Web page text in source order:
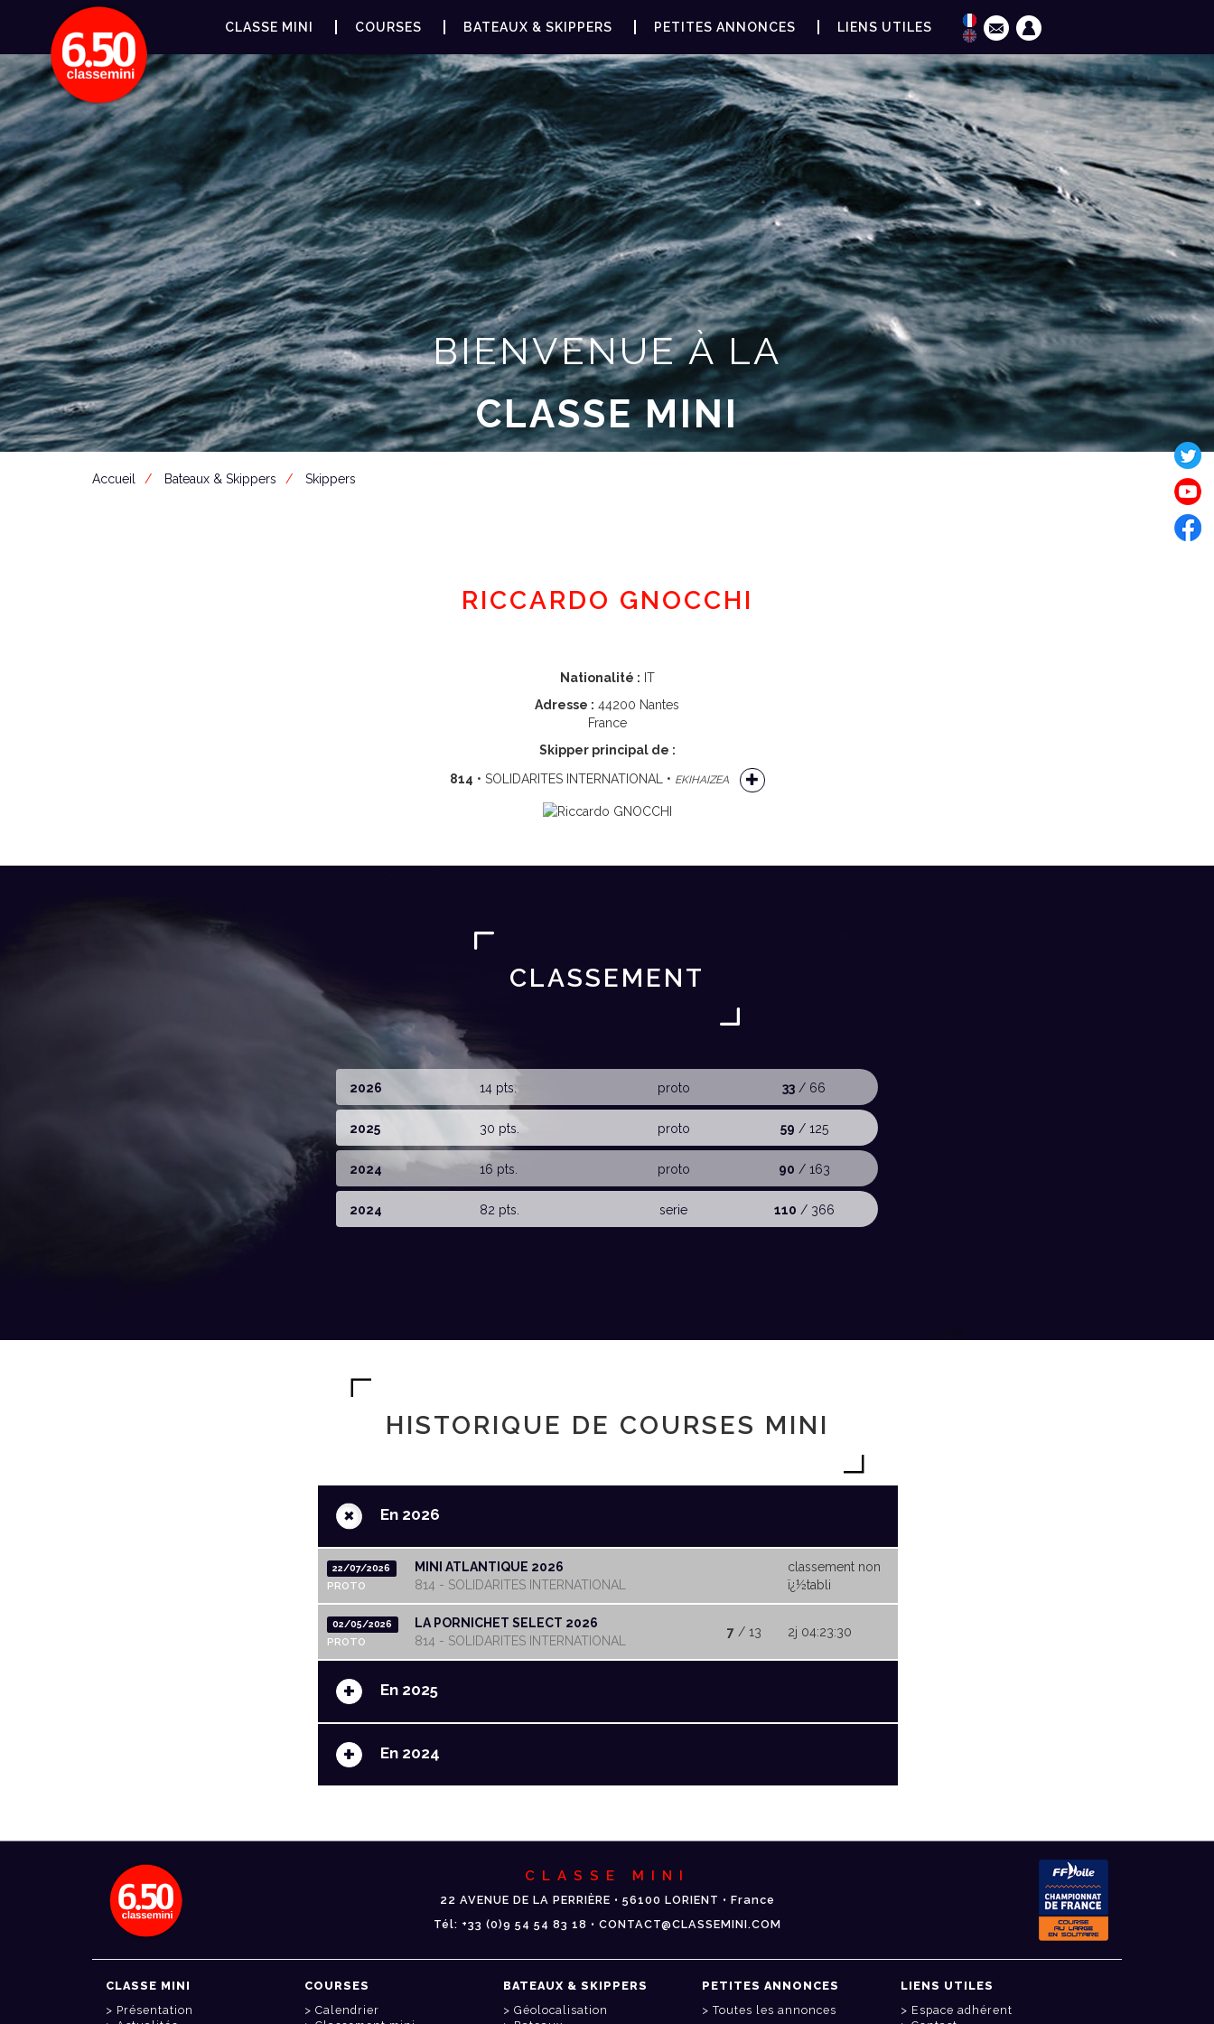
CLASSE MINI COURSES BATEAUX & SKIPPERS PETITES ANNONCES LIENS UTILES
BIENVENUE À LA
CLASSE MINI
Accueil Bateaux & Skippers Skippers
RICCARDO GNOCCHI
Nationalité : IT
Adresse : 44200 Nantes
France
Skipper principal de :
814 • SOLIDARITES INTERNATIONAL • EKIHAIZEA
CLASSEMENT
2026 14 pts. proto 33 / 66
2025 30 pts. proto 59 / 125
2024 16 pts. proto 90 / 163
2024 82 pts. serie 110 / 366
HISTORIQUE DE COURSES MINI
+ En 2026
22/07/2026
PROTO
MINI ATLANTIQUE 2026
814 - SOLIDARITES INTERNATIONAL
classement non
ï¿½tabli
02/05/2026
PROTO
LA PORNICHET SELECT 2026
814 - SOLIDARITES INTERNATIONAL
7 / 13 2j 04:23:30
+ En 2025
+ En 2024
CLASSE MINI
22 AVENUE DE LA PERRIÈRE • 56100 LORIENT • France
Tél: +33 (0)9 54 54 83 18 • CONTACT@CLASSEMINI.COM
CLASSE MINI
Présentation
COURSES
Calendrier
BATEAUX & SKIPPERS
Géolocalisation
PETITES ANNONCES
Toutes les annonces
LIENS UTILES
Espace adhérent